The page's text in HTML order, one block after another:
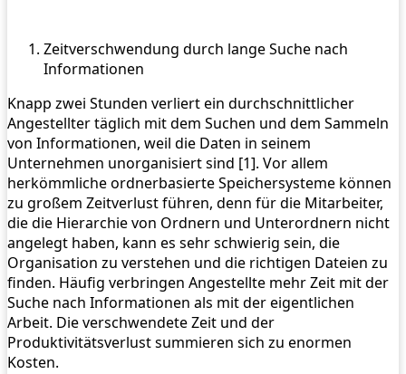
Zeitverschwendung durch lange Suche nach
Informationen
Knapp zwei Stunden verliert ein durchschnittlicher
Angestellter täglich mit dem Suchen und dem Sammeln
von Informationen, weil die Daten in seinem
Unternehmen unorganisiert sind [1]. Vor allem
herkömmliche ordnerbasierte Speichersysteme können
zu großem Zeitverlust führen, denn für die Mitarbeiter,
die die Hierarchie von Ordnern und Unterordnern nicht
angelegt haben, kann es sehr schwierig sein, die
Organisation zu verstehen und die richtigen Dateien zu
finden. Häufig verbringen Angestellte mehr Zeit mit der
Suche nach Informationen als mit der eigentlichen
Arbeit. Die verschwendete Zeit und der
Produktivitätsverlust summieren sich zu enormen
Kosten.